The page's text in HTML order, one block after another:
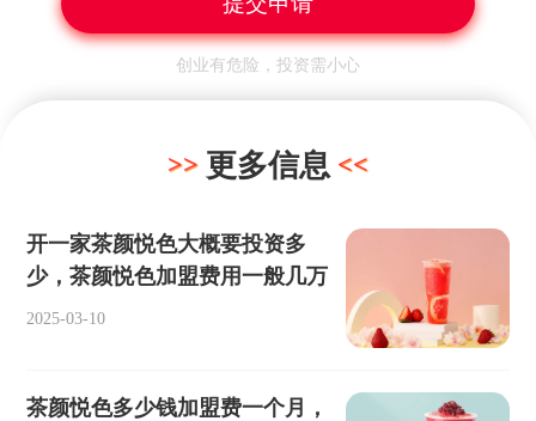
创业有危险，投资需小心
更多信息
开一家茶颜悦色大概要投资多
少，茶颜悦色加盟费用一般几万
2025-03-10
茶颜悦色多少钱加盟费一个月，